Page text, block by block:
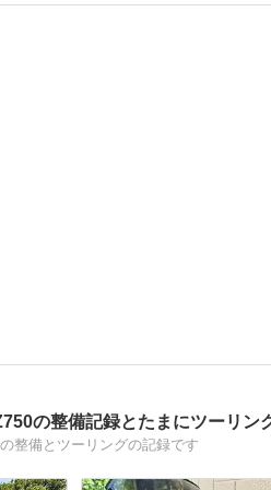
の整備記録とたまにツーリン
整備とツーリングの記録です